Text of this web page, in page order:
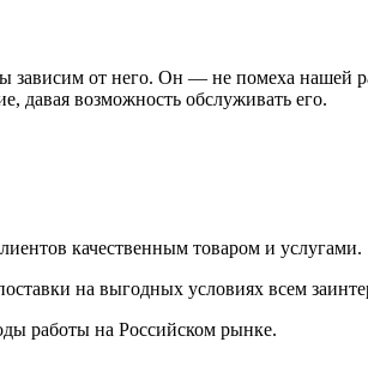
от него. Он — не помеха
давая возможность обслуживать его.
качественным товаром и услугами.
на выгодных условиях всем
работы на Российском рынке.